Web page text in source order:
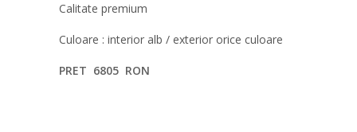
Calitate premium
Culoare : interior alb / exterior orice culoare
PRET 6805 RON